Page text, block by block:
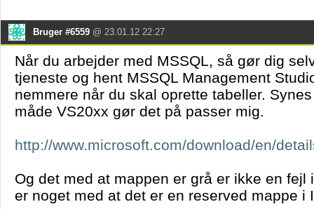
Bruger #6559 @ 23.01.12 22:27
Når du arbejder med MSSQL, så gør dig
tjeneste og hent MSSQL Management
nemmere når du skal oprette tabeller.
måde VS20xx gør det på passer mig.
http://www.microsoft.com/download/en/
Og det med at mappen er grå er ikke en fejl
er noget med at det er en reserved mappe i